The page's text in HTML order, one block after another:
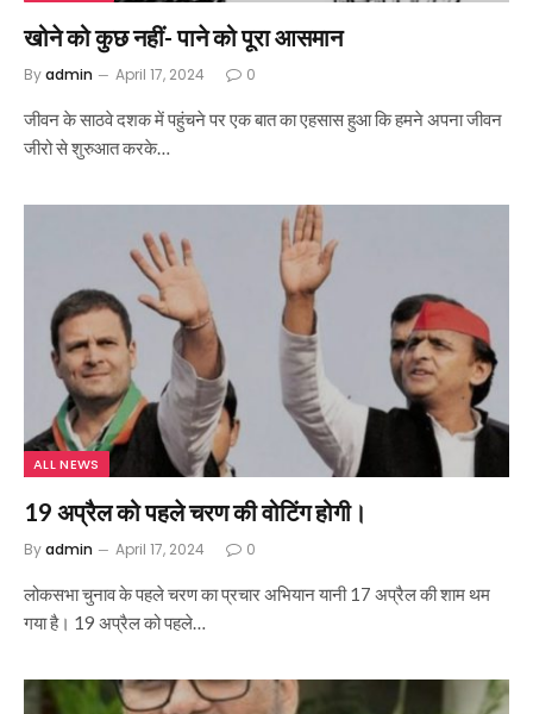
खोने को कुछ नहीं- पाने को पूरा आसमान
Byadmin April 17, 2024 0
जीवन के साठवे दशक में पहुंचने पर एक बात का एहसास हुआ कि हमने अपना जीवन
जीरो से शुरुआत करके…
ALL NEWS
19 अप्रैल को पहले चरण की वोटिंग होगी।
Byadmin April 17, 2024 0
लोकसभा चुनाव के पहले चरण का प्रचार अभियान यानी 17 अप्रैल की शाम थम
गया है। 19 अप्रैल को पहले…